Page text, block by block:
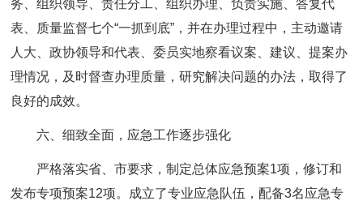
务、组织领导、责任分工、组织办理、负责实施、答复代
表、质量监督七个“一抓到底”，并在办理过程中，主动邀请
人大、政协领导和代表、委员实地察看议案、建议、提案办
理情况，及时督查办理质量，研究解决问题的办法，取得了
良好的成效。
六、细致全面，应急工作逐步强化
严格落实省、市要求，制定总体应急预案1项，修订和
发布专项预案12项。成立了专业应急队伍，配备3名应急专